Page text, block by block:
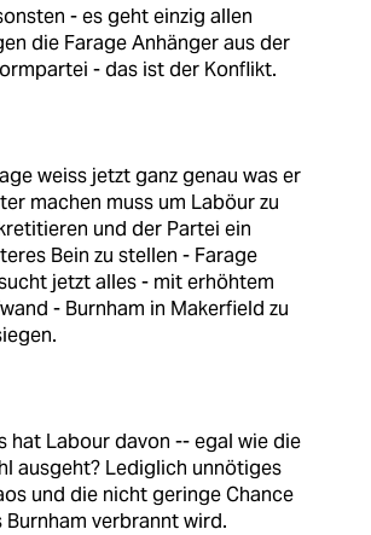
- es geht einzig allen
die Farage Anhänger aus der
- das ist der Konflikt.
weiss jetzt ganz genau was er
machen muss um Laböur zu
und der Partei ein
Bein zu stellen - Farage
jetzt alles - mit erhöhtem
- Burnham in Makerfield zu
hat Labour davon -- egal wie die
ausgeht? Lediglich unnötiges
und die nicht geringe Chance
Burnham verbrannt wird.